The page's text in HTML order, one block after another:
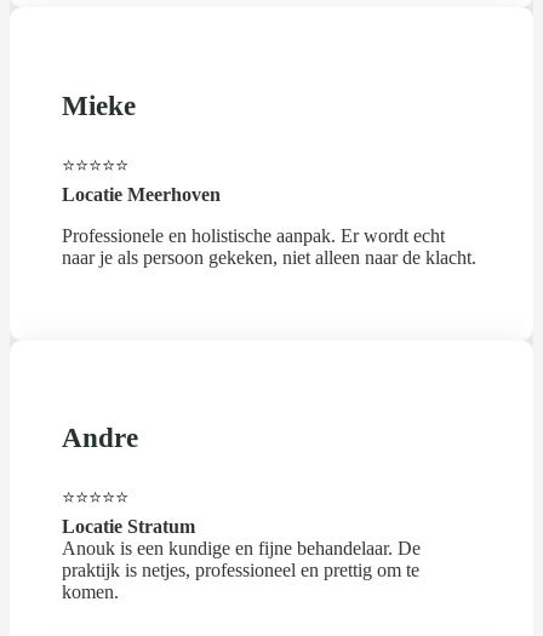
Mieke
⭐⭐⭐⭐⭐
Locatie Meerhoven
Professionele en holistische aanpak. Er wordt echt
naar je als persoon gekeken, niet alleen naar de klacht.
Andre
⭐⭐⭐⭐⭐
Locatie Stratum
Anouk is een kundige en fijne behandelaar. De
praktijk is netjes, professioneel en prettig om te
komen.